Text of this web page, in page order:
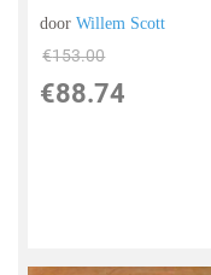
doorWillem Scott
€153.00
€88.74